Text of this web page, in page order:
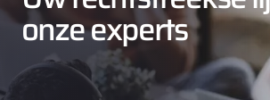
onze experts